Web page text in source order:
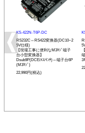
KS-422N-T6P-DC
RS232C⇔RS422変換器(DC10~2
5V仕様)
【現場工事に便利なM3ﾈｼﾞ端子
台小型変換器】
Dsub9P(DCE/ﾒｽ/ｲﾝﾁ)⇔端子台6P
(M3ﾈｼﾞ)
22,990円(税込)
3